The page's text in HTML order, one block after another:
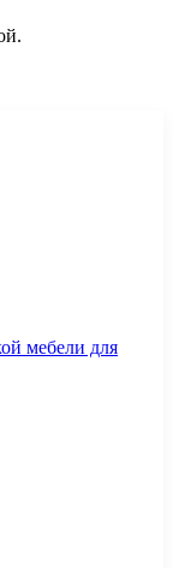
мебели для